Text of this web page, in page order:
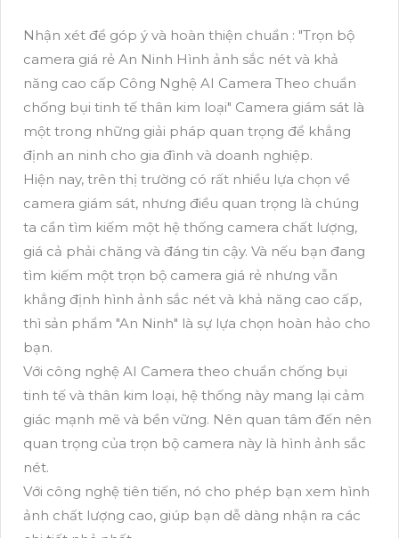
Nhận xét để góp ý và hoàn thiện chuẩn : "Trọn bộ
camera giá rẻ An Ninh Hình ảnh sắc nét và khả
năng cao cấp Công Nghệ AI Camera Theo chuẩn
chống bụi tinh tế thân kim loại" Camera giám sát là
một trong những giải pháp quan trọng để khẳng
định an ninh cho gia đình và doanh nghiệp.
Hiện nay, trên thị trường có rất nhiều lựa chọn về
camera giám sát, nhưng điều quan trọng là chúng
ta cần tìm kiếm một hệ thống camera chất lượng,
giá cả phải chăng và đáng tin cậy. Và nếu bạn đang
tìm kiếm một trọn bộ camera giá rẻ nhưng vẫn
khẳng định hình ảnh sắc nét và khả năng cao cấp,
thì sản phẩm "An Ninh" là sự lựa chọn hoàn hảo cho
bạn.
Với công nghệ AI Camera theo chuẩn chống bụi
tinh tế và thân kim loại, hệ thống này mang lại cảm
giác mạnh mẽ và bền vững. Nên quan tâm đến nên
quan trọng của trọn bộ camera này là hình ảnh sắc
nét.
Với công nghệ tiên tiến, nó cho phép bạn xem hình
ảnh chất lượng cao, giúp bạn dễ dàng nhận ra các